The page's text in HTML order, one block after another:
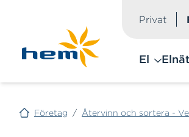
Privat
El Elnät
Företag / Återvinn och sortera -